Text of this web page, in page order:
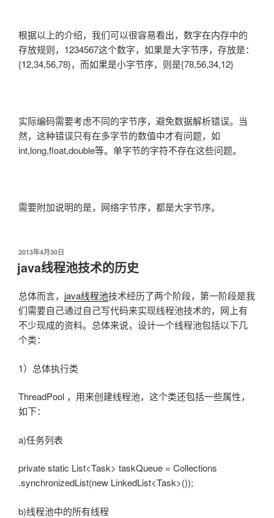
根据以上的介绍，我们可以很容易看出，数字在内存中的
存放规则，1234567这个数字，如果是大字节序，存放是：
{12,34,56,78}，而如果是小字节序，则是{78,56,34,12}
实际编码需要考虑不同的字节序，避免数据解析错误。当
然，这种错误只有在多字节的数值中才有问题，如
int,long,float,double等。单字节的字符不存在这些问题。
需要附加说明的是，网络字节序，都是大字节序。
发
布
于
2013年4月30日
java线程池技术的历史
总体而言， java线程池技术经历了两个阶段，第一阶段是我
们需要自己通过自己写代码来实现线程池技术的，网上有
不少现成的资料。总体来说，设计一个线程池包括以下几
个类：
1）总体执行类
ThreadPool ，用来创建线程池，这个类还包括一些属性，
如下：
a)任务列表
private static List<Task> taskQueue = Collections
.synchronizedList(new LinkedList<Task>());
b)线程池中的所有线程